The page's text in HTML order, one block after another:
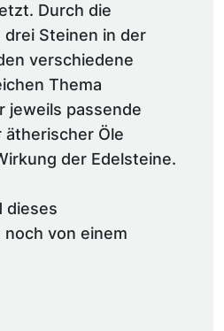
Durch die
drei Steinen in der
verschiedene
Thema
jeweils passende
Öle
der Edelsteine.
dieses
von einem